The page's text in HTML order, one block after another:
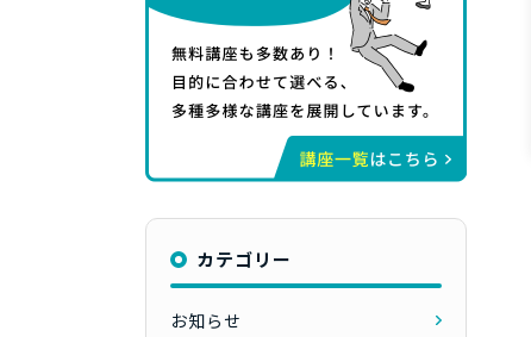
カテゴリー
お知らせ